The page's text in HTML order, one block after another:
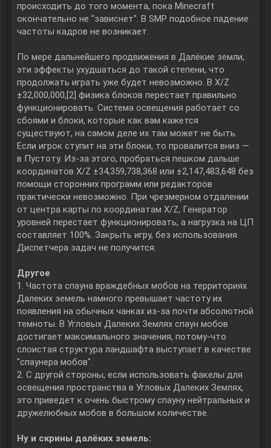
происходить до того момента, пока Minecraft
окончательно не "зависнет". В SMP подобное падение
частоты кадров не возникает.
По мере дальнейшего продвижения в Далёкие земли,
эти эффекты ухудшаться до такой степени, что
продолжать играть уже будет невозможно. В X/Z
±32,000,000,[2] физика блоков перестает правильно
функционировать. Система освещения работает со
сбоями и блоки, которые как вам кажется
существуют, на самом деле их там может не быть.
Если игрок ступит на эти блоки, то провалится вниз —
в Пустоту. Из-за этого, пробраться пешком дальше
координатов X/Z ±34,359,738,368 или ±2,147,483,648 без
помощи сторонних программ или редакторов
практически невозможно. При чрезмерном отдалении
от центра карты по координатам X/Z, Генератор
уровней перестает функционировать, а нагрузка на ЦП
составляет 100%. Закрыть игру, без использования
Диспетчера задач не получится.
Другое
1. Частота спауна враждебных мобов на территориях
Далеких земель намного превышает частоту их
появления на обычных чанках из-за почти абсолютной
темноты. В Угловых Далеких Землях спаун мобов
достигает максимального значения, потому-что
слоистая структура ландшафта выступает в качестве
"спаунера мобов".
2. С другой стороны, если использовать факелы для
освещения пространства в Угловых Далеких Землях,
это приведет к очень быстрому спауну нейтральных и
дружелюбных мобов в большом количестве.
Ну и скрины далёких земель: